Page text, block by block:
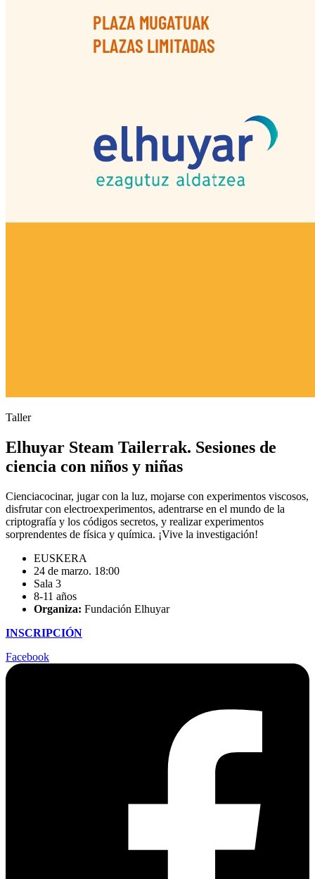
Taller
Elhuyar Steam Tailerrak. Sesiones de
ciencia con niños y niñas
Cienciacocinar, jugar con la luz, mojarse con experimentos viscosos,
disfrutar con electroexperimentos, adentrarse en el mundo de la
criptografía y los códigos secretos, y realizar experimentos
sorprendentes de física y química. ¡Vive la investigación!
EUSKERA
24 de marzo. 18:00
Sala 3
8-11 años
Organiza: Fundación Elhuyar
INSCRIPCIÓN
Facebook